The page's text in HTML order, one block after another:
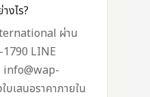
งไร?
ผ่าน
1790 LINE
info@wap-
บเสนอราคาภายใน